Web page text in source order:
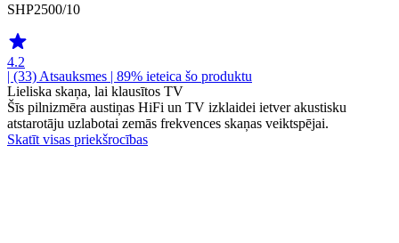
SHP2500/10
4.2
| (33) Atsauksmes | 89% ieteica šo produktu
Lieliska skaņa, lai klausītos TV
Šīs pilnizmēra austiņas HiFi un TV izklaidei ietver akustisku
atstarotāju uzlabotai zemās frekvences skaņas veiktspējai.
Skatīt visas priekšrocības